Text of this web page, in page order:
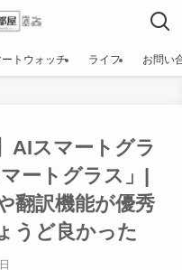
ートウォッチ ライフ お問い
AIスマートグラ
ートグラス」|
翻訳機能が優秀
うど良かった